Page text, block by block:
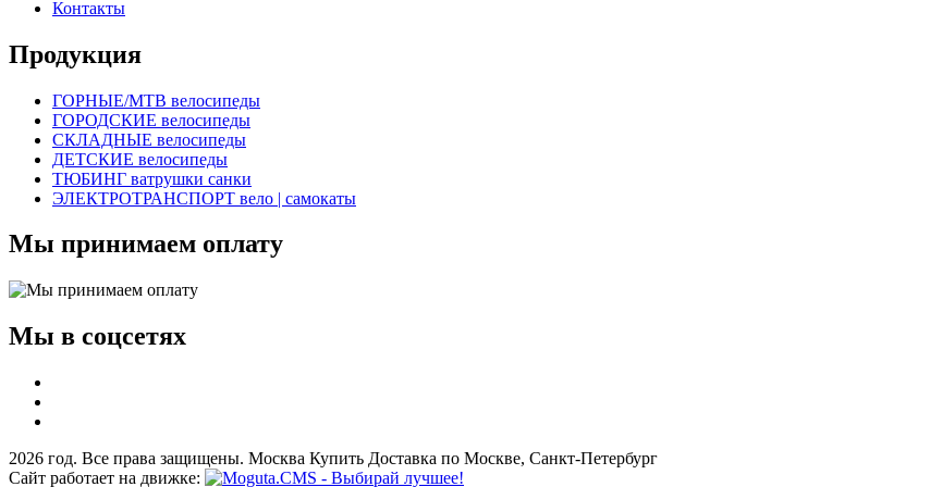
Контакты
Продукция
ГОРНЫЕ/MTB велосипеды
ГОРОДСКИЕ велосипеды
СКЛАДНЫЕ велосипеды
ДЕТСКИЕ велосипеды
ТЮБИНГ ватрушки санки
ЭЛЕКТРОТРАНСПОРТ вело | самокаты
Мы принимаем оплату
Мы в соцсетях
2026 год. Все права защищены. Москва Купить Доставка по Москве, Санкт-Петербург
Сайт работает на движке: